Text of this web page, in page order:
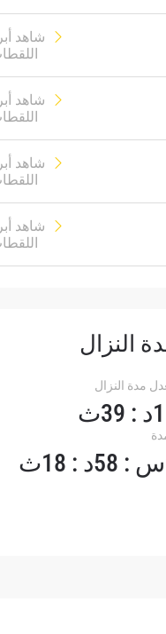
شاهد
شاهد
شاهد
شاهد
النزال
مدة النزال